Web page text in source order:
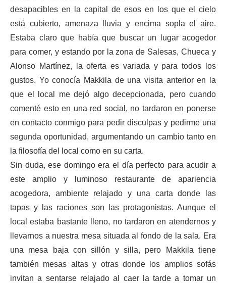
desapacibles en la capital de esos en los que el cielo
está cubierto, amenaza lluvia y encima sopla el aire.
Estaba claro que había que buscar un lugar acogedor
para comer, y estando por la zona de Salesas, Chueca y
Alonso Martínez, la oferta es variada y para todos los
gustos. Yo conocía Makkila de una visita anterior en la
que el local me dejó algo decepcionada, pero cuando
comenté esto en una red social, no tardaron en ponerse
en contacto conmigo para pedir disculpas y pedirme una
segunda oportunidad, argumentando un cambio tanto en
la filosofía del local como en su carta.
Sin duda, ese domingo era el día perfecto para acudir a
este amplio y luminoso restaurante de apariencia
acogedora, ambiente relajado y una carta donde las
tapas y las raciones son las protagonistas. Aunque el
local estaba bastante lleno, no tardaron en atendernos y
llevarnos a nuestra mesa situada al fondo de la sala. Era
una mesa baja con sillón y silla, pero Makkila tiene
también mesas altas y otras donde los amplios sofás
invitan a sentarse relajado al caer la tarde a tomar un